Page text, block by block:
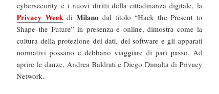
cybersecurity e i nuovi diritti della cittadinanza digitale, la
Privacy Weekdi Milano dal titolo “Hack the Present to
Shape the Future” in presenza e online, dimostra come la
cultura della protezione dei dati, del software e gli apparati
normativi possano e debbano viaggiare di pari passo. Ad
aprire le danze, Andrea Baldrati e Diego Dimalta di Privacy
Network.